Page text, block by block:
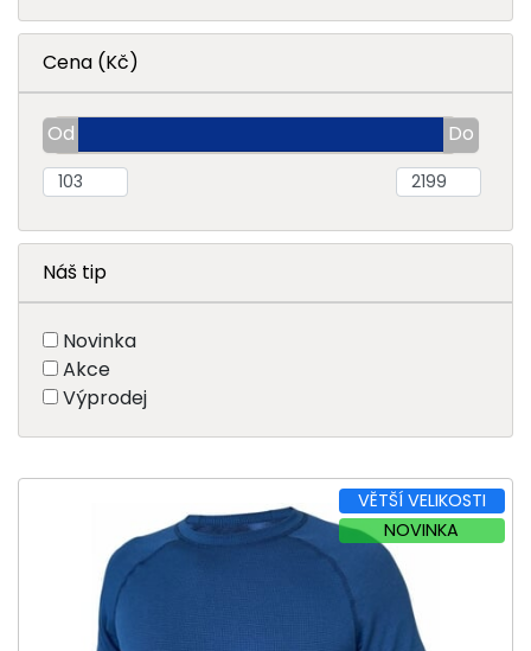
Cena (Kč)
Náš tip
Novinka
Akce
Výprodej
VĚTŠÍ VELIKOSTI
NOVINKA